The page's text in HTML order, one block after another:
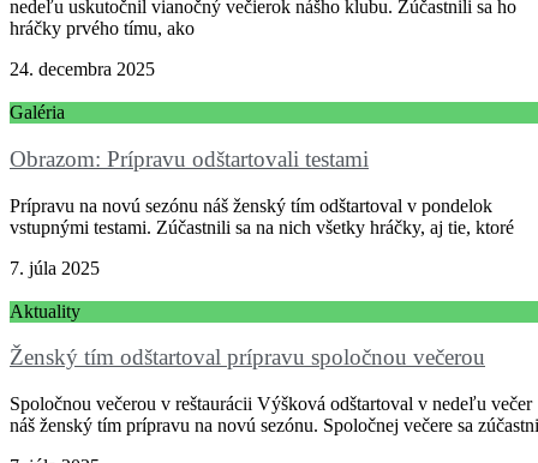
nedeľu uskutočnil vianočný večierok nášho klubu. Zúčastnili sa ho
hráčky prvého tímu, ako
24. decembra 2025
Galéria
Obrazom: Prípravu odštartovali testami
Prípravu na novú sezónu náš ženský tím odštartoval v pondelok
vstupnými testami. Zúčastnili sa na nich všetky hráčky, aj tie, ktoré
7. júla 2025
Aktuality
Ženský tím odštartoval prípravu spoločnou večerou
Spoločnou večerou v reštaurácii Výšková odštartoval v nedeľu večer
náš ženský tím prípravu na novú sezónu. Spoločnej večere sa